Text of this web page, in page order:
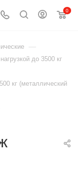
0
—
до 3500 кг
кг (металлический